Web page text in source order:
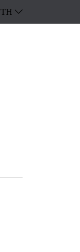
TH